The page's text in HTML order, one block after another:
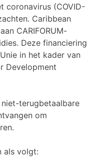
coronavirus (COVID-
Caribbean
CARIFORUM-
Deze financiering
in het kader van
Development
niet-terugbetaalbare
om
als volgt: